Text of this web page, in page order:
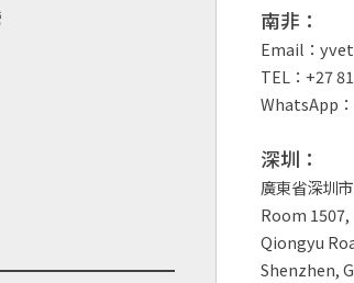
南非：
Email：
TEL：+27
WhatsApp
深圳：
廣東省深圳
Room
Qiongyu
Shenzhen,